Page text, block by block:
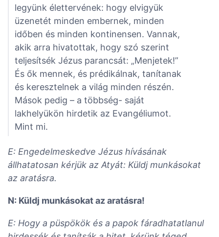
legyünk élettervének: hogy elvigyük
üzenetét minden embernek, minden
időben és minden kontinensen. Vannak,
akik arra hivatottak, hogy szó szerint
teljesítsék Jézus parancsát: „Menjetek!”
És ők mennek, és prédikálnak, tanítanak
és keresztelnek a világ minden részén.
Mások pedig – a többség- saját
lakhelyükön hirdetik az Evangéliumot.
Mint mi.
E: Engedelmeskedve Jézus hívásának
állhatatosan kérjük az Atyát: Küldj munkásokat
az aratásra.
N: Küldj munkásokat az aratásra!
E: Hogy a püspökök és a papok fáradhatatlanul